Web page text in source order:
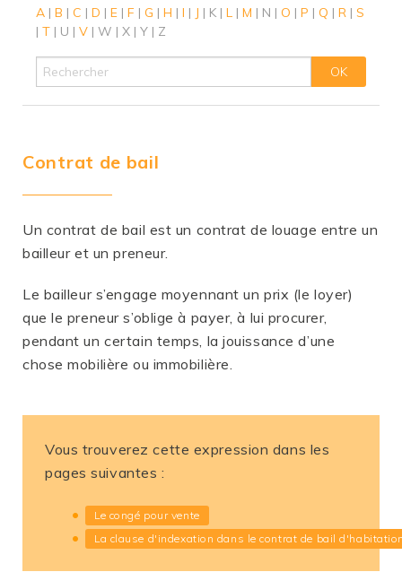
A | B | C | D | E | F | G | H | I | J | K | L | M | N | O | P | Q | R | S
| T | U | V | W | X | Y | Z
Contrat de bail
Un contrat de bail est un contrat de louage entre un
bailleur et un preneur.
Le bailleur s’engage moyennant un prix (le loyer)
que le preneur s’oblige à payer, à lui procurer,
pendant un certain temps, la jouissance d’une
chose mobilière ou immobilière.
Vous trouverez cette expression dans les
pages suivantes :
Le congé pour vente
La clause d'indexation dans le contrat de bail